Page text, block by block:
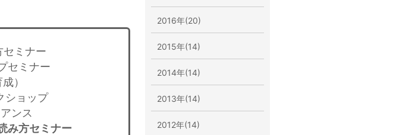
セミナー
セミナー
）
ショップ
ンス
み方セミナー
2016年(20)
2015年(14)
2014年(14)
2013年(14)
2012年(14)